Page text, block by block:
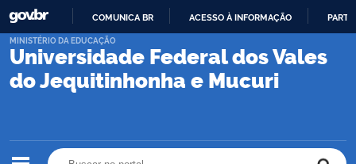
PARA
CONTEÚDO
COMUNICA BR ACESSO À INFORMAÇÃO
Universidade Federal dos Vales
do Jequitinhonha e Mucuri
MINISTÉRIO DA EDUCAÇÃO